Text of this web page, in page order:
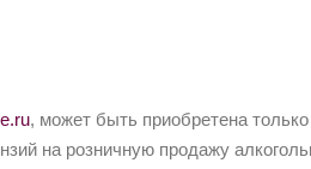
, может быть приобретена
на розничную продажу